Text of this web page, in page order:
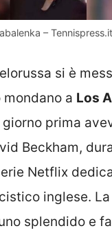
– Tennispress.it
si è
a Los
prima
Beckham,
Netflix
inglese. La
splendido e